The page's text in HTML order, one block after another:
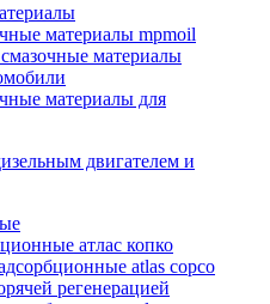
материалы mpmoil
материалы
материалы для
двигателем и
атлас копко
atlas copco
регенерацией